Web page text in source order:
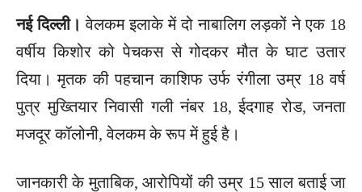
नई दिल्ली। वेलकम इलाके में दो नाबालिग लड़कों ने एक 18
वर्षीय किशोर को पेचकस से गोदकर मौत के घाट उतार
दिया। मृतक की पहचान काशिफ उर्फ रंगीला उम्र 18 वर्ष
पुत्र मुख्तियार निवासी गली नंबर 18, ईदगाह रोड, जनता
मजदूर कॉलोनी, वेलकम के रूप में हुई है।
जानकारी के मुताबिक, आरोपियों की उम्र 15 साल बताई जा